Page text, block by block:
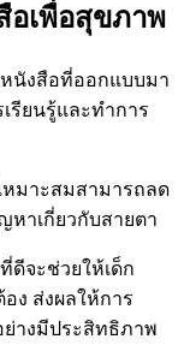
อเพื่อสุขภาพ
หนังสือที่ออกแบบมา
รียนรู้และทำการ
มาะสมสามารถลด
หาเกี่ยวกับสายตา
ดีจะช่วยให้เด็ก
ง ส่งผลให้การ
ย่างมีประสิทธิภาพ